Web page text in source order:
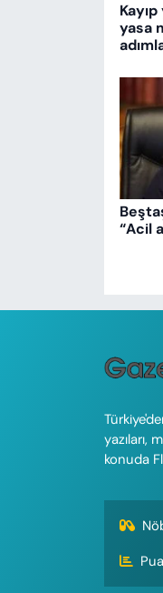
yasa
“Acil
yazıları,
konuda